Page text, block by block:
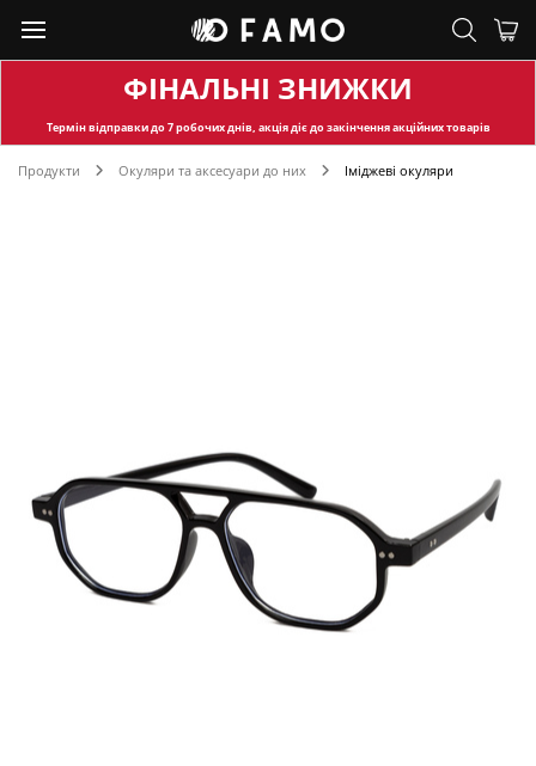
ФІНАЛЬНІ ЗНИЖКИ
Термін відправкидо 7 робочих днів, акція діє до закінчення акційних товарів
Продукти Окуляри та аксесуари до них Іміджеві окуляри